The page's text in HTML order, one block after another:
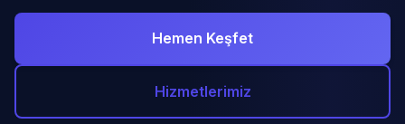
Hemen Keşfet
Hizmetlerimiz